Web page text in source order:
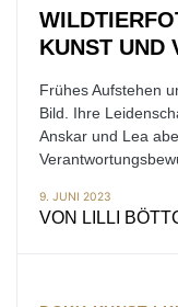
KUNST UND
Frühes Aufstehen
Bild. Ihre
Anskar und Lea
9. JUNI 2023
VON LILLI